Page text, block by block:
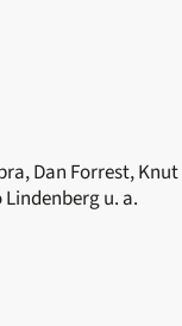
Dan Forrest,
u. a.